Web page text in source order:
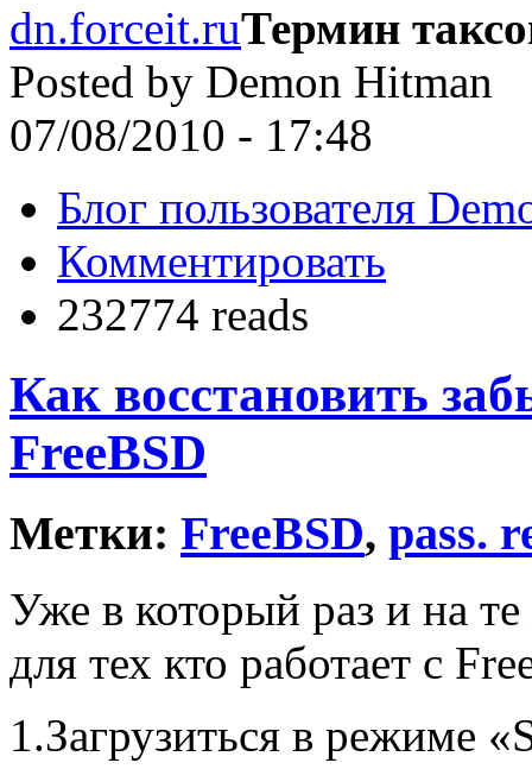
dn.forceit.ruТермин
Posted by Demon Hitman
07/08/2010 - 17:48
Блог пользователя
Комментировать
232774 reads
Как восстановить
FreeBSD
Метки: FreeBSD, pass.
Уже в который раз и на
для тех кто работает с
1.Загрузиться в режиме